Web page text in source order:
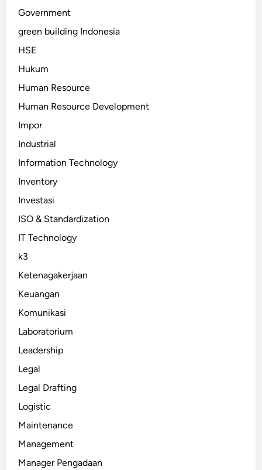
Government
green building Indonesia
HSE
Hukum
Human Resource
Human Resource Development
Impor
Industrial
Information Technology
Inventory
Investasi
ISO & Standardization
IT Technology
k3
Ketenagakerjaan
Keuangan
Komunikasi
Laboratorium
Leadership
Legal
Legal Drafting
Logistic
Maintenance
Management
Manager Pengadaan